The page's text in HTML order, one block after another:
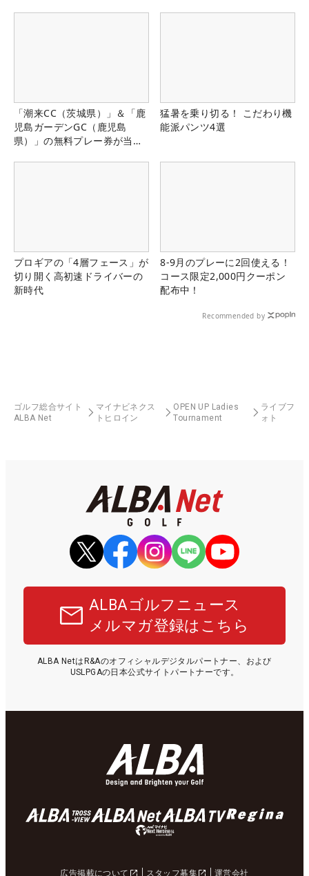
「潮来CC（茨城県）」＆「鹿
児島ガーデンGC（鹿児島
県）」の無料プレー券が当た
猛暑を乗り切る！ こだわり機
能派パンツ4選
プロギアの「4層フェース」が
切り開く高初速ドライバーの
新時代
8-9月のプレーに2回使える！
コース限定2,000円クーポン
配布中！
Recommended by
ゴルフ総合サイト
ALBA Net
マイナビネクス
トヒロイン
OPEN UP Ladies
Tournament
ライブフ
ォト
ALBAゴルフニュース
メルマガ登録はこちら
ALBA NetはR&Aのオフィシャルデジタルパートナー、および
USLPGAの日本公式サイトパートナーです。
広告掲載について スタッフ募集 運営会社